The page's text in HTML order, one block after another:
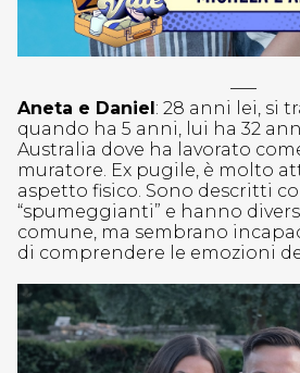
—–
Aneta e Daniel: 28 anni lei, si
quando ha 5 anni, lui ha 32
Australia dove ha lavorato
muratore. Ex pugile, è molto
aspetto fisico. Sono descritti
“spumeggianti” e hanno
comune, ma sembrano
di comprendere le emozioni